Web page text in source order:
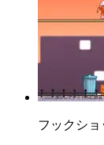
フックショ